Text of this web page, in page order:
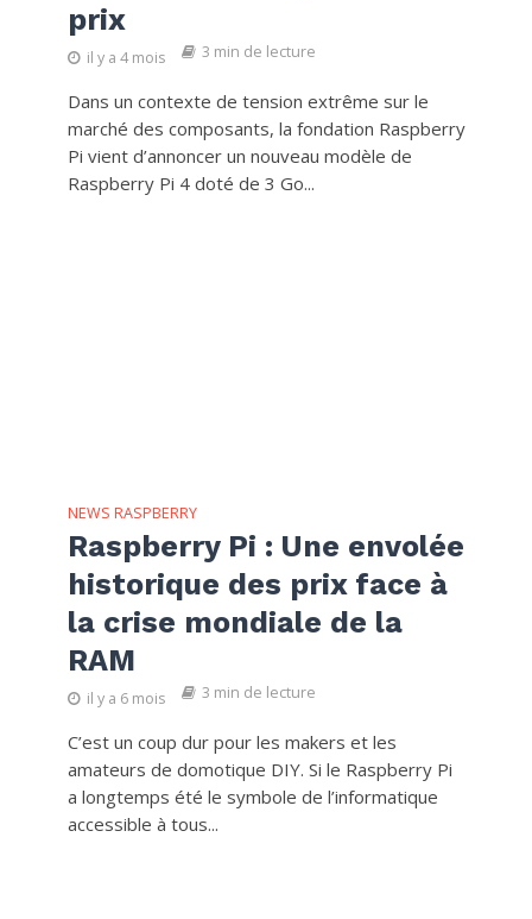
prix
il y a 4 mois 3 min de lecture
Dans un contexte de tension extrême sur le
marché des composants, la fondation Raspberry
Pi vient d’annoncer un nouveau modèle de
Raspberry Pi 4 doté de 3 Go...
NEWS RASPBERRY
Raspberry Pi : Une envolée
historique des prix face à
la crise mondiale de la
RAM
il y a 6 mois 3 min de lecture
C’est un coup dur pour les makers et les
amateurs de domotique DIY. Si le Raspberry Pi
a longtemps été le symbole de l’informatique
accessible à tous...